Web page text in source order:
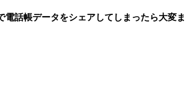
話帳データをシェアしてしまったら大変ま